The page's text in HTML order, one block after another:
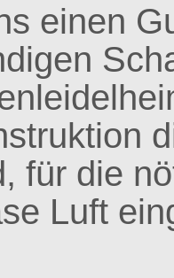
einen
für die
Luft